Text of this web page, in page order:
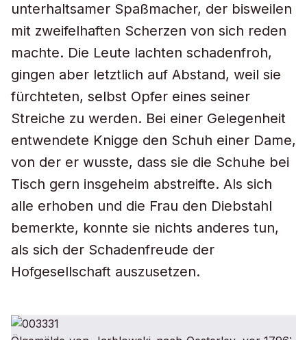
unterhaltsamer Spaßmacher, der bisweilen
mit zweifelhaften Scherzen von sich reden
machte. Die Leute lachten schadenfroh,
gingen aber letztlich auf Abstand, weil sie
fürchteten, selbst Opfer eines seiner
Streiche zu werden. Bei einer Gelegenheit
entwendete Knigge den Schuh einer Dame,
von der er wusste, dass sie die Schuhe bei
Tisch gern insgeheim abstreifte. Als sich
alle erhoben und die Frau den Diebstahl
bemerkte, konnte sie nichts anderes tun,
als sich der Schadenfreude der
Hofgesellschaft auszusetzen.